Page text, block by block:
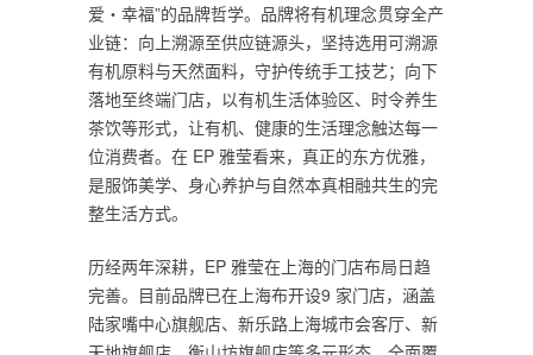
爱・幸福”的品牌哲学。品牌将有机理念贯穿全产
业链：向上溯源至供应链源头，坚持选用可溯源
有机原料与天然面料，守护传统手工技艺；向下
落地至终端门店，以有机生活体验区、时令养生
茶饮等形式，让有机、健康的生活理念触达每一
位消费者。在 EP 雅莹看来，真正的东方优雅，
是服饰美学、身心养护与自然本真相融共生的完
整生活方式。
历经两年深耕，EP 雅莹在上海的门店布局日趋
完善。目前品牌已在上海布开设9 家门店，涵盖
陆家嘴中心旗舰店、新乐路上海城市会客厅、新